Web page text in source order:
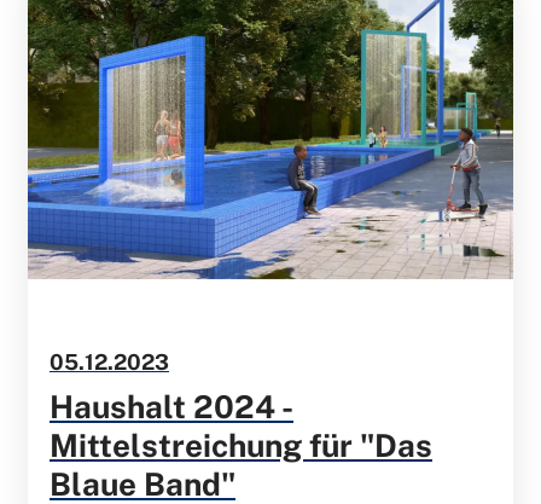
05.12.2023
Haushalt 2024 -
Mittelstreichung für "Das
Blaue Band"